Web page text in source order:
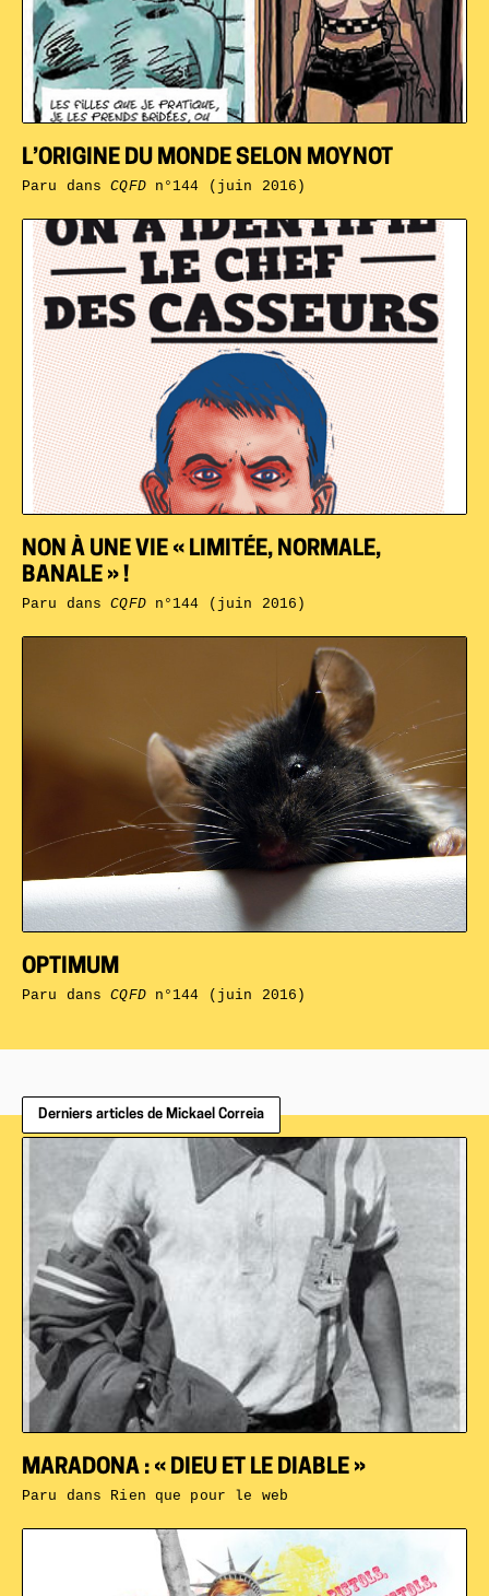
OPTIMUM
Paru dansCQFDn°144 (juin 2016)
NON À UNE VIE « LIMITÉE, NORMALE,
BANALE » !
Paru dansCQFDn°144 (juin 2016)
L’ORIGINE DU MONDE SELON MOYNOT
Paru dansCQFDn°144 (juin 2016)
Derniers articles de Mickael Correia
MARADONA : « DIEU ET LE DIABLE »
Paru dans Rien que pour le web